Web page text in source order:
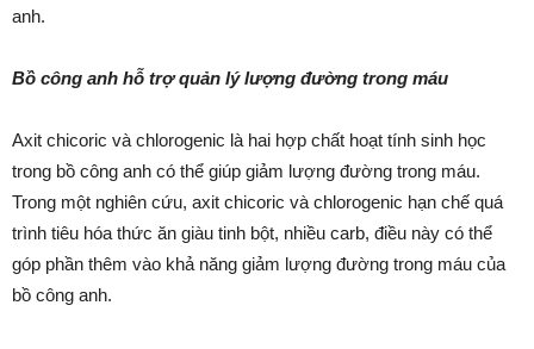
anh.
Bồ công anh hỗ trợ quản lý lượng đường trong máu
Axit chicoric và chlorogenic là hai hợp chất hoạt tính sinh học
trong bồ công anh có thể giúp giảm lượng đường trong máu.
Trong một nghiên cứu, axit chicoric và chlorogenic hạn chế quá
trình tiêu hóa thức ăn giàu tinh bột, nhiều carb, điều này có thể
góp phần thêm vào khả năng giảm lượng đường trong máu của
bồ công anh.